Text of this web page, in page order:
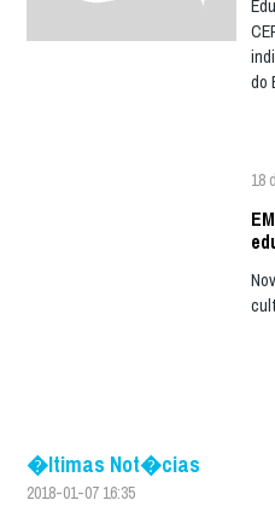
do
18
�ltimas Not�cias
2018-01-07 16:35